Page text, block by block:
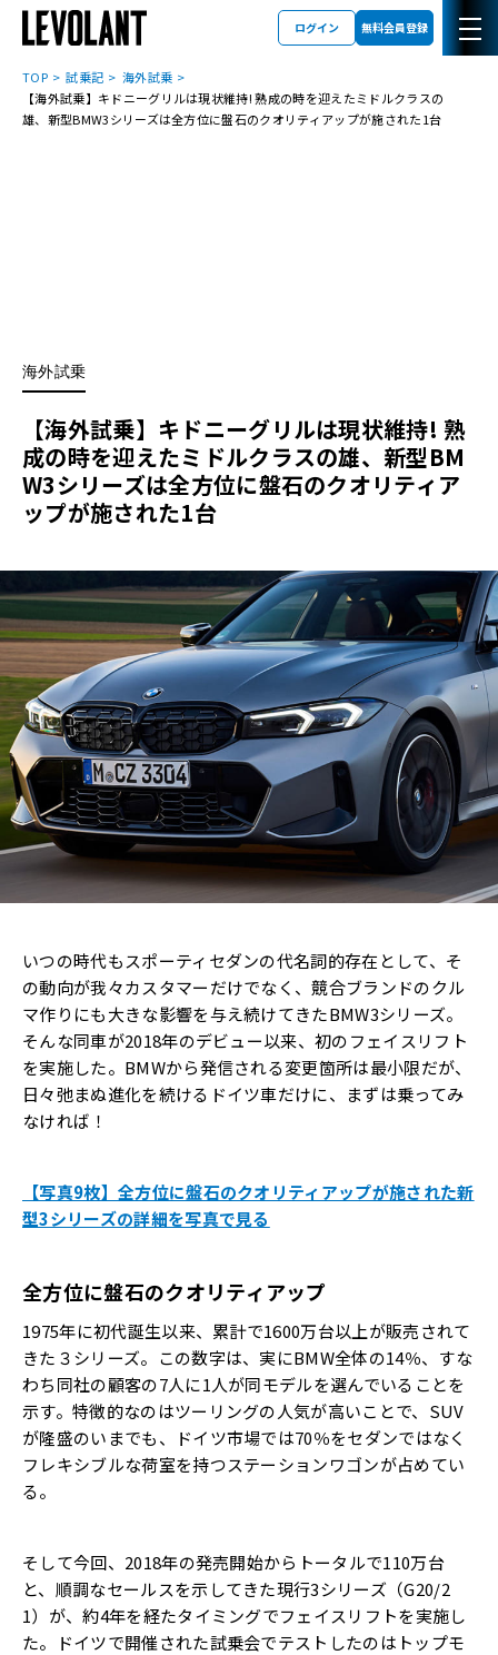
ログイン 無料会員登録
TOP 試乗記
海外試乗
【海外試乗】キドニーグリルは現状維持! 熟成の時を迎えたミドルクラスの
雄、新型BMW3シリーズは全方位に盤石のクオリティアップが施された1台
海外試乗
【海外試乗】キドニーグリルは現状維持! 熟
成の時を迎えたミドルクラスの雄、新型BM
W3シリーズは全方位に盤石のクオリティア
ップが施された1台
いつの時代もスポーティセダンの代名詞的存在として、そ
の動向が我々カスタマーだけでなく、競合ブランドのクル
マ作りにも大きな影響を与え続けてきたBMW3シリーズ。
そんな同車が2018年のデビュー以来、初のフェイスリフト
を実施した。BMWから発信される変更箇所は最小限だが、
日々弛まぬ進化を続けるドイツ車だけに、まずは乗ってみ
なければ！
【写真9枚】全方位に盤石のクオリティアップが施された新
型3シリーズの詳細を写真で見る
全方位に盤石のクオリティアップ
1975年に初代誕生以来、累計で1600万台以上が販売されて
きた３シリーズ。この数字は、実にBMW全体の14％、すな
わち同社の顧客の7人に1人が同モデルを選んでいることを
示す。特徴的なのはツーリングの人気が高いことで、SUV
が隆盛のいまでも、ドイツ市場では70％をセダンではなく
フレキシブルな荷室を持つステーションワゴンが占めてい
る。
そして今回、2018年の発売開始からトータルで110万台
と、順調なセールスを示してきた現行3シリーズ（G20/2
1）が、約4年を経たタイミングでフェイスリフトを実施し
た。ドイツで開催された試乗会でテストしたのはトップモ